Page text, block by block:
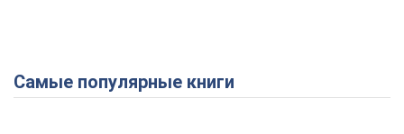
Самые популярные книги